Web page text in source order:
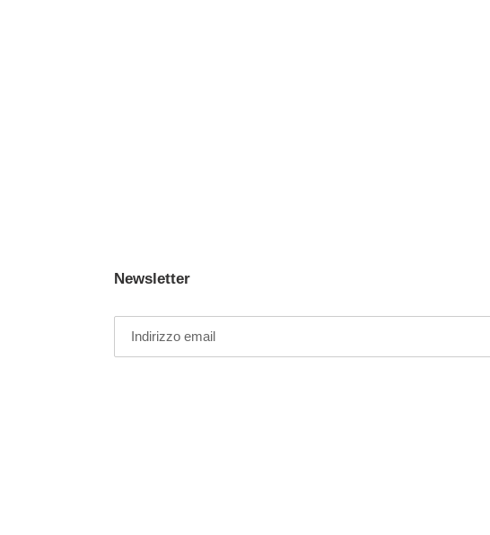
Newsletter